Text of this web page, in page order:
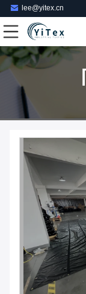
lee@yitex.cn